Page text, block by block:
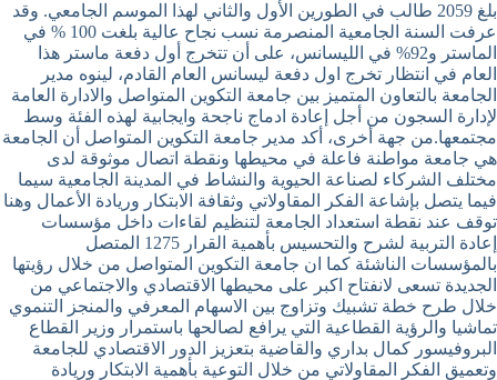
بلغ 2059 طالب في الطورين الأول والثاني لهذا الموسم الجامعي. وقد
عرفت السنة الجامعية المنصرمة نسب نجاح عالية بلغت 100 % في
الماستر و92% في الليسانس، على أن تتخرج أول دفعة ماستر هذا
العام في انتظار تخرج اول دفعة ليسانس العام القادم، لينوه مدير
الجامعة بالتعاون المتميز بين جامعة التكوين المتواصل والادارة العامة
لإدارة السجون من أجل إعادة ادماج ناجحة وايجابية لهذه الفئة وسط
مجتمعها.من جهة أخرى، أكد مدير جامعة التكوين المتواصل أن الجامعة
هي جامعة مواطنة فاعلة في محيطها ونقطة اتصال موثوقة لدى
مختلف الشركاء لصناعة الحيوية والنشاط في المدينة الجامعية سيما
فيما يتصل بإشاعة الفكر المقاولاتي وثقافة الابتكار وريادة الأعمال وهنا
توقف عند نقطة استعداد الجامعة لتنظيم لقاءات داخل مؤسسات
إعادة التربية لشرح والتحسيس بأهمية القرار 1275 المتصل
بالمؤسسات الناشئة كما ان جامعة التكوين المتواصل من خلال رؤيتها
الجديدة تسعى لانفتاح اكبر على محيطها الاقتصادي والاجتماعي من
خلال طرح خطة تشبيك وتزاوج بين الاسهام المعرفي والمنجز التنموي
تماشيا والرؤية القطاعية التي يرافع لصالحها باستمرار وزير القطاع
البروفيسور كمال بداري والقاضية بتعزيز الدور الاقتصادي للجامعة
وتعميق الفكر المقاولاتي من خلال التوعية بأهمية الابتكار وريادة